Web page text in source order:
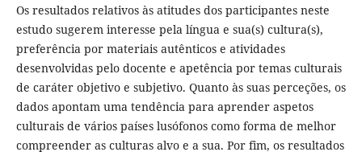
Os resultados relativos às atitudes dos participantes neste
estudo sugerem interesse pela língua e sua(s) cultura(s),
preferência por materiais autênticos e atividades
desenvolvidas pelo docente e apetência por temas culturais
de caráter objetivo e subjetivo. Quanto às suas perceções, os
dados apontam uma tendência para aprender aspetos
culturais de vários países lusófonos como forma de melhor
compreender as culturas alvo e a sua. Por fim, os resultados